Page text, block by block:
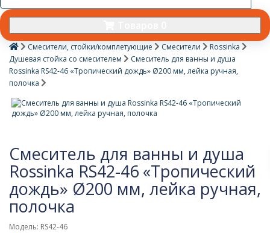
Смесители, стойки/комплетующие Смесители
Rossinka
Душевая стойка со смесителем
Смеситель для ванны и душа
Rossinka RS42-46 «Тропический дождь» Ø200 мм, лейка ручная,
полочка
Смеситель для ванны и душа
Rossinka RS42-46 «Тропический
дождь» Ø200 мм, лейка ручная,
полочка
Модель: RS42-46